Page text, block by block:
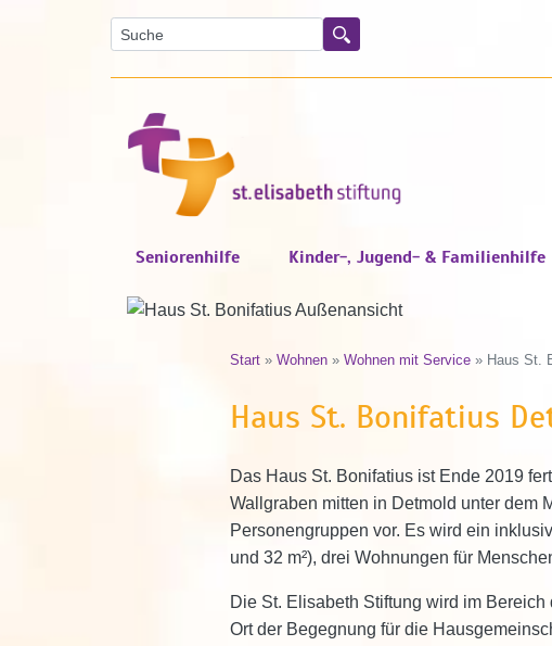
Suche Suchen
Seniorenhilfe Kinder-, Jugend- & Familienhilfe
Start » Wohnen » Wohnen mit Service » Haus St.
Haus St. Bonifatius
Das Haus St. Bonifatius ist Ende 2019
Wallgraben mitten in Detmold unter dem
Personengruppen vor. Es wird ein
und 32 m²), drei Wohnungen für
Die St. Elisabeth Stiftung wird im
Ort der Begegnung für die